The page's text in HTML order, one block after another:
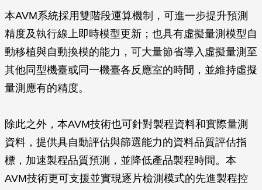
本AVM系統採用雙階段運算機制，可進一步提升預測
精度及執行線上即時模型更新；也具有虛擬量測模型自
動移植與自動換模的能力，可大量節省導入虛擬量測至
其他同型機臺或同一機臺各反應室的時間，並維持虛擬
量測應有的精度。
除此之外，本AVM技術也可針對製程資料和實際量測
資料，提供具自動評估與篩選能力的資料品質評估指
標，加速製程品質預測，並降低產品製程時間。本
AVM技術更可支援並實現逐片檢測模式的先進製程控